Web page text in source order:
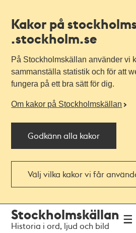
Kakor på
.stockholm.se
På Stockholmskällan använder vi
sammanställa statistik och för att
fungera på ett bra sätt för dig.
Om kakor på Stockholmskällan
Godkänn alla kakor
Välj vilka kakor vi får
navigationen
huvudinnehållet
Stockholmskällan
Historia i ord, ljud och bild